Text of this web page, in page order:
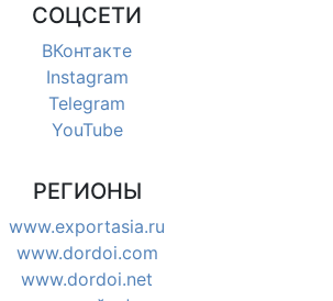
СОЦСЕТИ
ВКонтакте
Instagram
Telegram
YouTube
РЕГИОНЫ
www.exportasia.ru
www.dordoi.com
www.dordoi.net